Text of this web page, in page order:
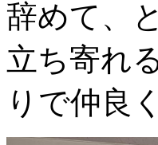
辞めて、
立ち寄れ
りで仲良